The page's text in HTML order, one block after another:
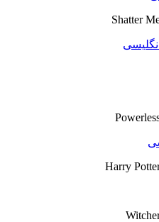
Shatter
Harry